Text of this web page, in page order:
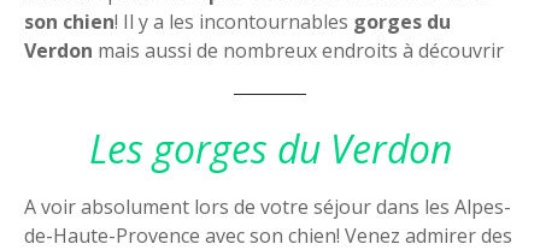
son chien! Il y a les incontournables gorges du
Verdon mais aussi de nombreux endroits à découvrir
Les gorges du Verdon
A voir absolument lors de votre séjour dans les Alpes-
de-Haute-Provence avec son chien! Venez admirer des